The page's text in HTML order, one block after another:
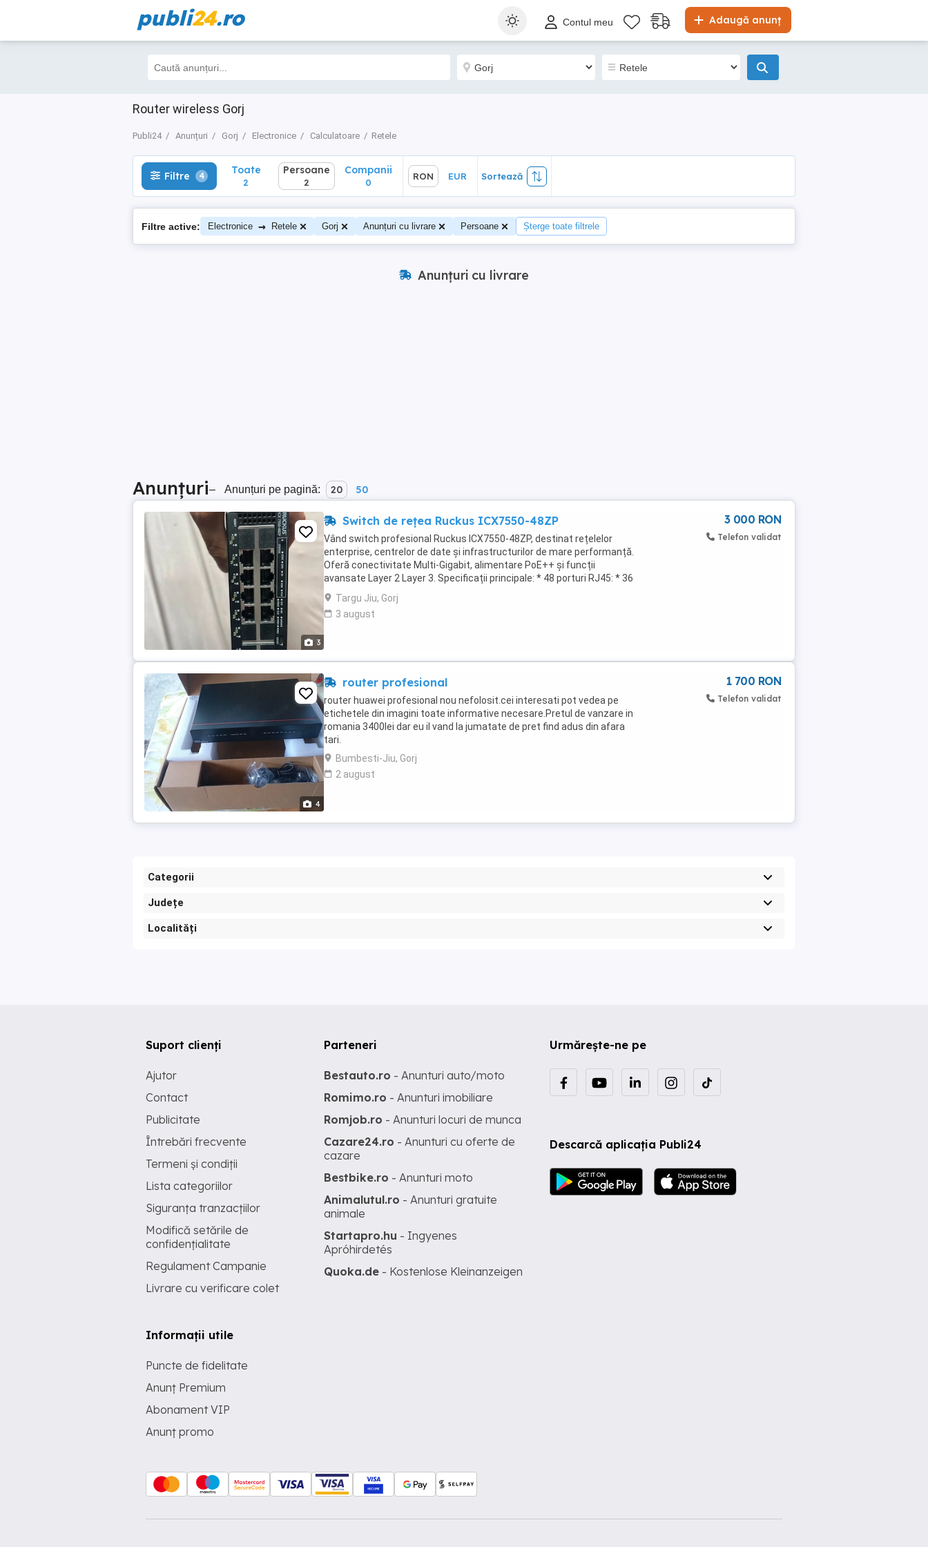
publi24.ro Adaugă anunț
Contul meu
Router wireless Gorj
Publi24 Anunțuri Gorj Electronice Calculatoare Retele
Filtre 4 Toate
2
Sortează
Filtre 4 Toate
2
Persoane
2
Companii
0
RON EUR Sortează
Filtre active: Electronice → Retele Gorj Anunțuri cu livrare Persoane Șterge toate filtrele
Anunțuri cu livrare
Anunțuri– Anunțuri pe pagină: 20 50
3
Switch de rețea Ruckus ICX7550-48ZP
Vând switch profesional Ruckus ICX7550-48ZP, destinat rețelelor
enterprise, centrelor de date și infrastructurilor de mare performanță.
Oferă conectivitate Multi-Gigabit, alimentare PoE++ și funcții
avansate Layer 2 Layer 3. Specificații principale: * 48 porturi RJ45: * 36
1 2.5 GbE * 12 ...
Targu Jiu, Gorj
3 august
3 000 RON
Telefon validat
4
router profesional
router huawei profesional nou nefolosit.cei interesati pot vedea pe
etichetele din imagini toate informative necesare.Pretul de vanzare in
romania 3400lei dar eu il vand la jumatate de pret find adus din afara
tari.
Bumbesti-Jiu, Gorj
2 august
1 700 RON
Telefon validat
Categorii
Județe
Localități
Urmărește-ne pe
Descarcă aplicația Publi24
Suport clienți
Ajutor
Contact
Publicitate
Întrebări frecvente
Termeni și condiții
Lista categoriilor
Siguranța tranzacțiilor
Modifică setările de
confidențialitate
Regulament Campanie
Livrare cu verificare colet
Informații utile
Puncte de fidelitate
Anunț Premium
Abonament VIP
Anunț promo
Parteneri
Bestauto.ro - Anunturi auto/moto
Romimo.ro - Anunturi imobiliare
Romjob.ro - Anunturi locuri de munca
Cazare24.ro - Anunturi cu oferte de
cazare
Bestbike.ro - Anunturi moto
Animalutul.ro - Anunturi gratuite
animale
Startapro.hu - Ingyenes
Apróhirdetés
Quoka.de - Kostenlose Kleinanzeigen